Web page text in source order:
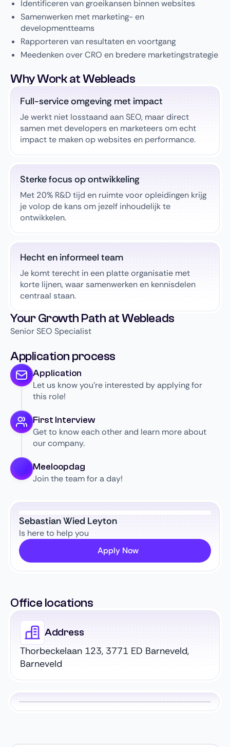
Identificeren van groeikansen binnen websites
Samenwerken met marketing- en
developmentteams
Rapporteren van resultaten en voortgang
Meedenken over CRO en bredere marketingstrategie
Why Work at Webleads
Full-service omgeving met impact
Je werkt niet losstaand aan SEO, maar direct
samen met developers en marketeers om echt
impact te maken op websites en performance.
Sterke focus op ontwikkeling
Met 20% R&D tijd en ruimte voor opleidingen krijg
je volop de kans om jezelf inhoudelijk te
ontwikkelen.
Hecht en informeel team
Je komt terecht in een platte organisatie met
korte lijnen, waar samenwerken en kennisdelen
centraal staan.
Your Growth Path at Webleads
Senior SEO Specialist
Application process
Application
Let us know you’re interested by applying for
this role!
First Interview
Get to know each other and learn more about
our company.
Meeloopdag
Join the team for a day!
Sebastian Wied Leyton
Is here to help you
Apply Now
Office locations
Address
Thorbeckelaan 123, 3771 ED Barneveld,
Barneveld